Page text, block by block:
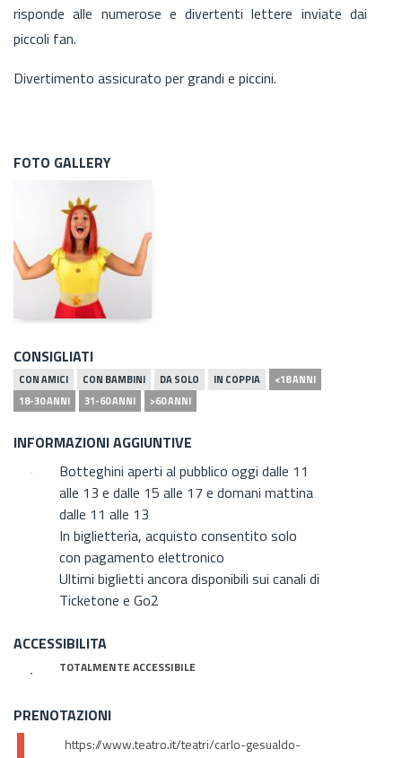
risponde alle numerose e divertenti lettere inviate dai
piccoli fan.
Divertimento assicurato per grandi e piccini.
FOTO GALLERY
CONSIGLIATI
CON AMICI CON BAMBINI DA SOLO IN COPPIA
<18 ANNI
18-30 ANNI
31-60 ANNI >60 ANNI
INFORMAZIONI AGGIUNTIVE
Botteghini aperti al pubblico oggi dalle 11
alle 13 e dalle 15 alle 17 e domani mattina
dalle 11 alle 13
In biglietteria, acquisto consentito solo
con pagamento elettronico
Ultimi biglietti ancora disponibili sui canali di
Ticketone e Go2
ACCESSIBILITA
TOTALMENTE ACCESSIBILE
PRENOTAZIONI
https://www.teatro.it/teatri/carlo-gesualdo-